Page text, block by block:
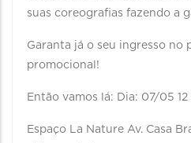
suas coreografias fazendo a
Garanta já o seu ingresso no
promocional!
Então vamos lá: Dia: 07/05 12
Espaço La Nature Av. Casa